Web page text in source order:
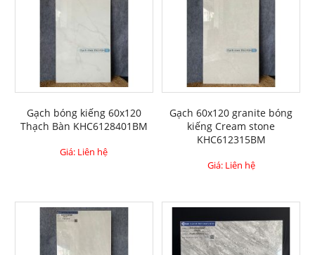
Gạch bóng kiếng 60x120
Thạch Bàn KHC6128401BM
Giá: Liên hệ
Gạch 60x120 granite bóng
kiếng Cream stone
KHC612315BM
Giá: Liên hệ